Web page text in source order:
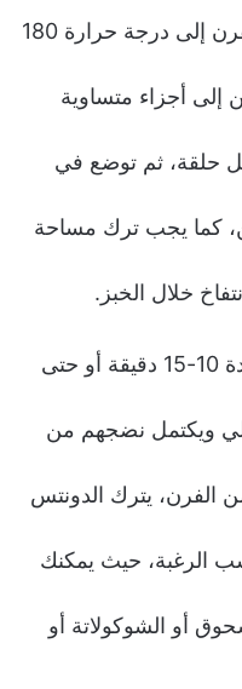
بعد ذلك يجب أن تسخين الفرن إلى درجة حرارة 180
إلى أجزاء متساوية
ثم توضع في
كما يجب ترك مساحة
خلال الخبز.
تخبز الدونتس في الفرن لمدة 10-15 دقيقة أو حتى
ويكتمل نضجهم من
الفرن، يترك الدونتس
الرغبة، حيث يمكنك
أو الشوكولاتة أو